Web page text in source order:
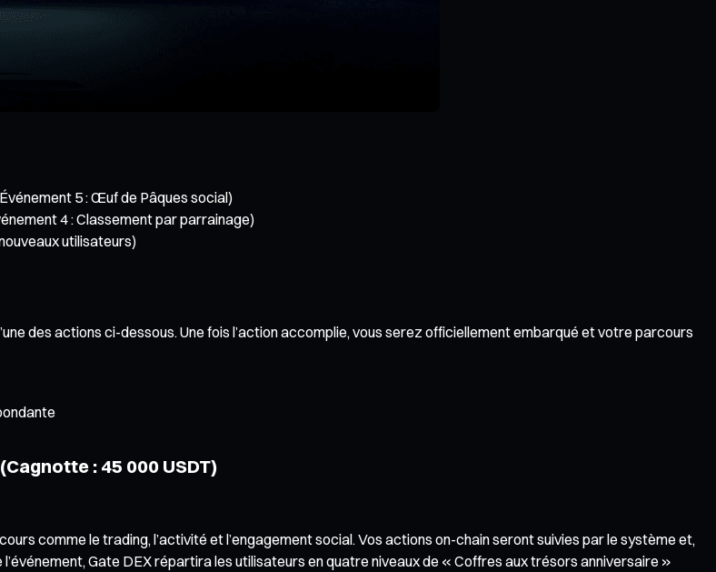
5 : Œuf de Pâques social)
4 : Classement par parrainage)
utilisateurs)
des actions ci-dessous. Une fois l’action accomplie, vous serez officiellement embarqué et votre parcours
: 45 000 USDT)
comme le trading, l’activité et l’engagement social. Vos actions on-chain seront suivies par le système et,
Gate DEX répartira les utilisateurs en quatre niveaux de « Coffres aux trésors anniversaire »